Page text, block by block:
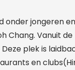
jongeren
Chang. Vanuit
plek is
en